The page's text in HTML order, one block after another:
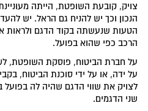
צויק, קובעת השופטת, הייתה
הנכון וכך יש להניח גם הראל. יש
הטעות שנעשתה בקוד הדגם ולראות
הרכב כפי שהוא בפועל.
על חברת הביטוח, פוסקת השופטת,
על ידה, או על ידי סוכנת הביטוח,
לצויק את שווי הדגם שהיה לה
שני הדגמים.